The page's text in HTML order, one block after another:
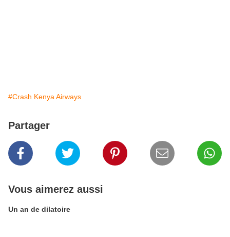
#Crash Kenya Airways
Partager
Vous aimerez aussi
Un an de dilatoire